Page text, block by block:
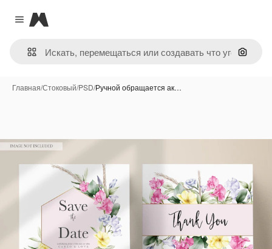
Close menu
Magnific
Поиск
Главная/Стоковый/PSD/Ручной обращается ак…